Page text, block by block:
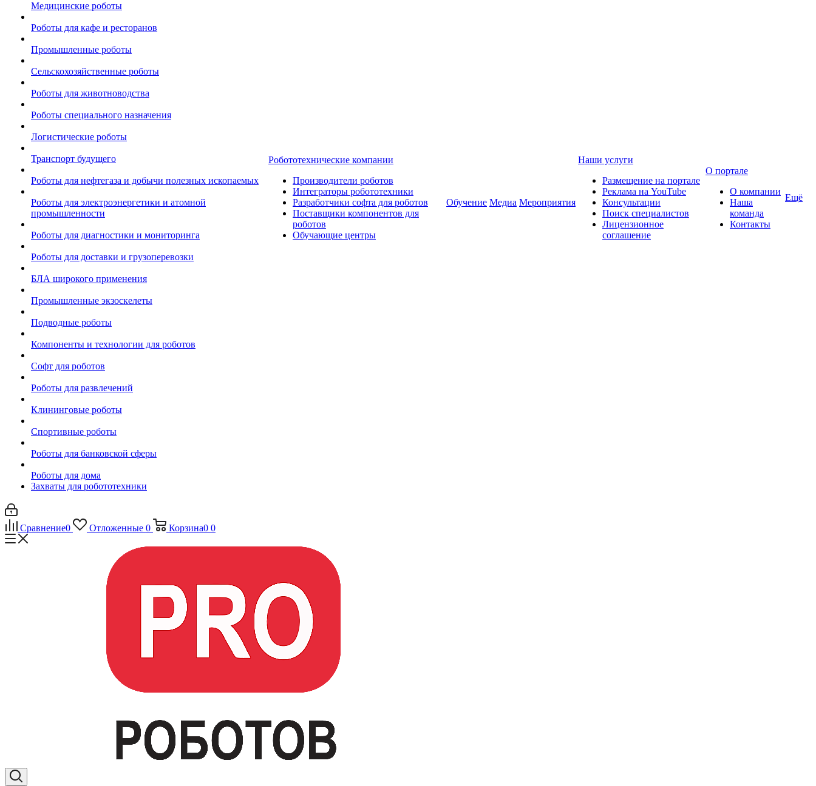
Медицинские роботы
Роботы для кафе и ресторанов
Промышленные роботы
Сельскохозяйственные роботы
Роботы для животноводства
Роботы специального назначения
Логистические роботы
Транспорт будущего
Роботы для нефтегаза и добычи полезных ископаемых
Роботы для электроэнергетики и атомной
промышленности
Роботы для диагностики и мониторинга
Роботы для доставки и грузоперевозки
БЛА широкого применения
Промышленные экзоскелеты
Подводные роботы
Компоненты и технологии для роботов
Софт для роботов
Роботы для развлечений
Клининговые роботы
Спортивные роботы
Роботы для банковской сферы
Роботы для дома
Захваты для робототехники
Робототехнические компании
Производители роботов
Интеграторы робототехники
Разработчики софта для роботов
Поставщики компонентов для
роботов
Обучающие центры
Обучение Медиа Мероприятия
Наши услуги
Размещение на портале
Реклама на YouTube
Консультации
Поиск специалистов
Лицензионное
соглашение
О портале
О компании
Наша
команда
Контакты
Ещё
Сравнение0 Отложенные 0 Корзина0 0